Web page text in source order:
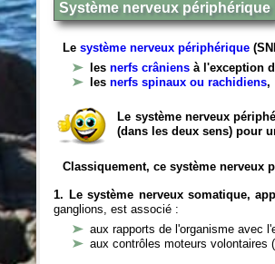
Système nerveux périphérique
Lesystème nerveux périphérique
lesnerfs crâniens à l'exception
lesnerfs spinaux ou rachidiens,
Le système nerveux
(dans les deux sens) pour
Classiquement, ce système nerveux
1. Le système nerveux somatique,
ganglions, est associé :
aux rapports de l'organisme avec
aux contrôles moteurs volontaires